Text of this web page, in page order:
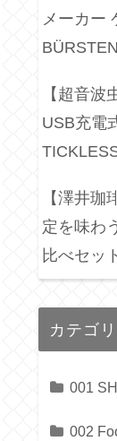
メーカー
BÜRSTEN
【超音波
USB充電
TICKLESS
【澤井珈
定を味わ
比べセッ
カテゴ
001
002